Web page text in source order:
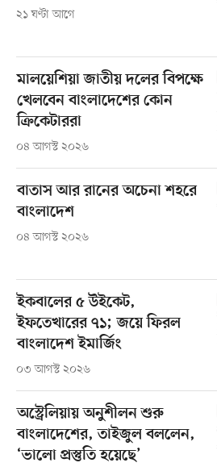
২১ ঘণ্টা আগে
মালয়েশিয়া জাতীয় দলের বিপক্ষে
খেলবেন বাংলাদেশের কোন
ক্রিকেটাররা
০৪ আগস্ট ২০২৬
বাতাস আর রানের অচেনা শহরে
বাংলাদেশ
০৪ আগস্ট ২০২৬
ইকবালের ৫ উইকেট,
ইফতেখারের ৭১; জয়ে ফিরল
বাংলাদেশ ইমার্জিং
০৩ আগস্ট ২০২৬
অস্ট্রেলিয়ায় অনুশীলন শুরু
বাংলাদেশের, তাইজুল বললেন,
‘ভালো প্রস্তুতি হয়েছে’